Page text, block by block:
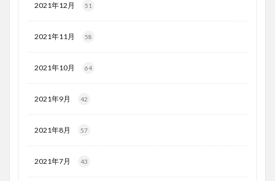
2021年12月 51
2021年11月 58
2021年10月 64
2021年9月 42
2021年8月 57
2021年7月 43